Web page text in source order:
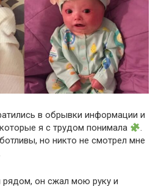
в обрывки информации и
я с трудом понимала
.
но никто не смотрел мне
рядом, он сжал мою руку и